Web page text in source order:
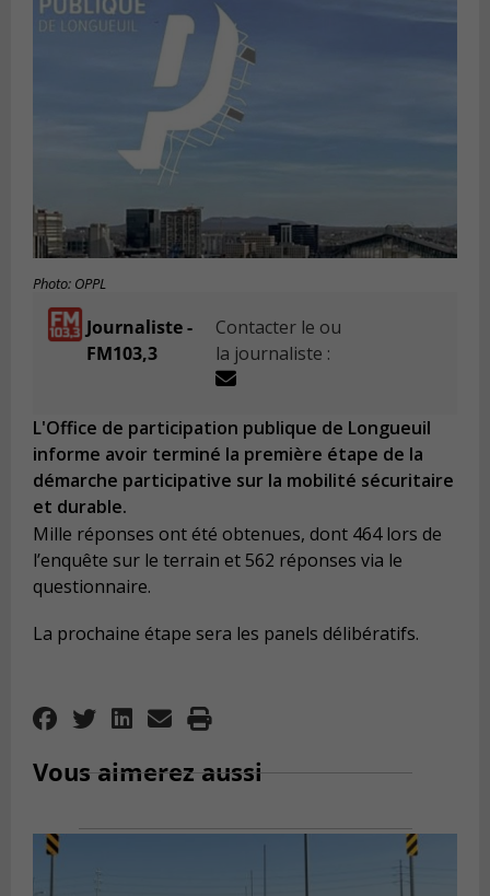
Photo: OPPL
Journaliste -
FM103,3
Contacter le ou
la journaliste :
L'Office de participation publique de Longueuil
informe avoir terminé la première étape de la
démarche participative sur la mobilité sécuritaire
et durable.
Mille réponses ont été obtenues, dont 464 lors de
l’enquête sur le terrain et 562 réponses via le
questionnaire.
La prochaine étape sera les panels délibératifs.
Vous aimerez aussi